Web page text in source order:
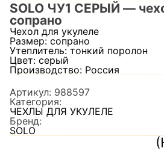
SOLO ЧУ1 СЕРЫЙ —
сопрано
Чехол для укулеле
Размер: сопрано
Утеплитель: тонкий поролон
Цвет: серый
Производство: Россия
Артикул: 988597
Категория:
ЧЕХЛЫ ДЛЯ УКУЛЕЛЕ
Бренд:
SOLO